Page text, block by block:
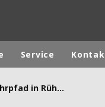
In the world
Service
Neu beschildert: Lehrpfad in Rühme